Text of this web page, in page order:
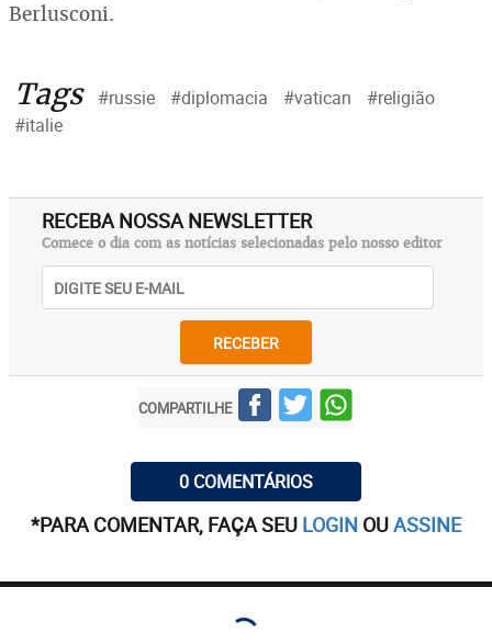
Berlusconi.
Tags #russie #diplomacia #vatican
#religião
#italie
RECEBA NOSSA NEWSLETTER
Comece o dia com as notícias selecionadas pelo nosso editor
RECEBER
COMPARTILHE
0 COMENTÁRIOS
*PARA COMENTAR, FAÇA SEU LOGIN OUASSINE